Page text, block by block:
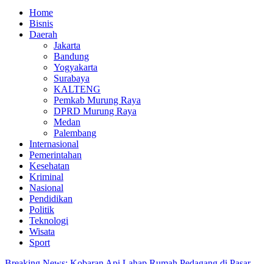
Home
Bisnis
Daerah
Jakarta
Bandung
Yogyakarta
Surabaya
KALTENG
Pemkab Murung Raya
DPRD Murung Raya
Medan
Palembang
Internasional
Pemerintahan
Kesehatan
Kriminal
Nasional
Pendidikan
Politik
Teknologi
Wisata
Sport